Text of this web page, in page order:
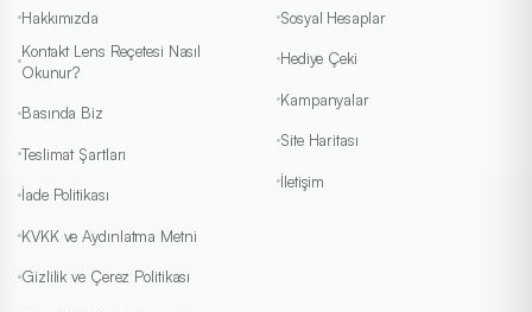
Hemenindirimli lens paketleri
inceleyin, Lensfiyat.com
Hakkımızda
Kontakt Lens Reçetesi Nasıl
Okunur?
Basında Biz
Teslimat Şartları
İade Politikası
KVKK ve Aydınlatma Metni
Gizlilik ve Çerez Politikası
Sosyal Hesaplar
Hediye Çeki
Kampanyalar
Site Haritası
İletişim